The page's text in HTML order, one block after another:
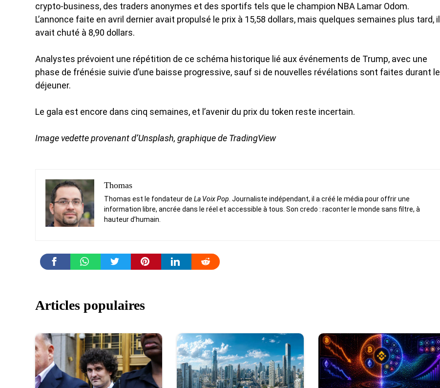
crypto-business, des traders anonymes et des sportifs tels que le champion NBA Lamar Odom.
L’annonce faite en avril dernier avait propulsé le prix à 15,58 dollars, mais quelques semaines plus tard, il
avait chuté à 8,90 dollars.
Analystes prévoient une répétition de ce schéma historique lié aux événements de Trump, avec une
phase de frénésie suivie d’une baisse progressive, sauf si de nouvelles révélations sont faites durant le
déjeuner.
Le gala est encore dans cinq semaines, et l’avenir du prix du token reste incertain.
Image vedette provenant d’Unsplash, graphique de TradingView
Thomas
Thomas est le fondateur de La Voix Pop . Journaliste indépendant, il a créé le média pour offrir une
information libre, ancrée dans le réel et accessible à tous. Son credo : raconter le monde sans filtre, à
hauteur d’humain.
Articles populaires